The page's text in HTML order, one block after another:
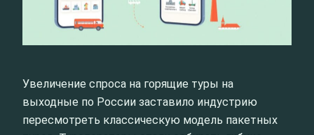
Увеличение спроса на горящие туры на
выходные по России заставило индустрию
пересмотреть классическую модель пакетных